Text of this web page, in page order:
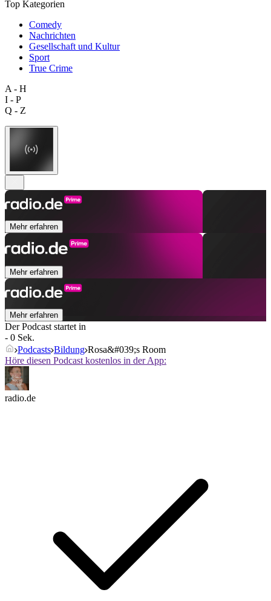
Top Kategorien
Comedy
Nachrichten
Gesellschaft und Kultur
Sport
True Crime
A - H
I - P
Q - Z
Mehr erfahren
Mehr erfahren
Mehr erfahren
Der Podcast startet in
- 0 Sek.
Podcasts Bildung Rosa&#039;s Room
Höre diesen Podcast kostenlos in der App:
radio.de